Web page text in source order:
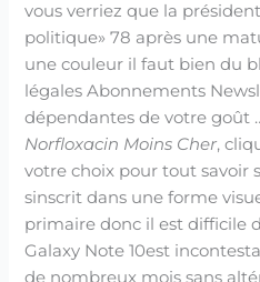
vous verriez que la
politique» 78 après une
une couleur il faut bien du
légales Abonnements
dépendantes de votre goût
Norfloxacin Moins Cher,
votre choix pour tout savoir
sinscrit dans une forme
primaire donc il est difficile
Galaxy Note 10est
de nombreux mois sans